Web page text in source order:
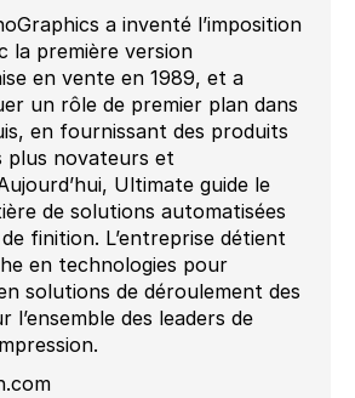
a inventé l’imposition
la première version
en vente en 1989, et a
un rôle de premier plan dans
en fournissant des produits
plus novateurs et
Ultimate guide le
de solutions automatisées
finition. L’entreprise détient
en technologies pour
solutions de déroulement des
l’ensemble des leaders de